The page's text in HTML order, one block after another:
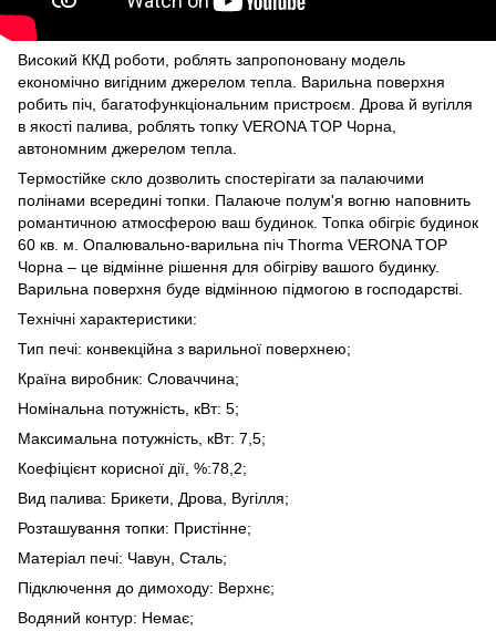
Високий ККД роботи, роблять запропоновану модель
економічно вигідним джерелом тепла. Варильна поверхня
робить піч, багатофункціональним пристроєм. Дрова й вугілля
в якості палива, роблять топку VERONA TOP Чорна,
автономним джерелом тепла.
Термостійке скло дозволить спостерігати за палаючими
полінами всередині топки. Палаюче полум'я вогню наповнить
романтичною атмосферою ваш будинок. Топка обігріє будинок
60 кв. м. Опалювально-варильна піч Thorma VERONA TOP
Чорна – це відмінне рішення для обігріву вашого будинку.
Варильна поверхня буде відмінною підмогою в господарстві.
Технічні характеристики:
Тип печі: конвекційна з варильної поверхнею;
Країна виробник: Словаччина;
Номінальна потужність, кВт: 5;
Максимальна потужність, кВт: 7,5;
Коефіцієнт корисної дії, %:78,2;
Вид палива: Брикети, Дрова, Вугілля;
Розташування топки: Пристінне;
Матеріал печі: Чавун, Сталь;
Підключення до димоходу: Верхнє;
Водяний контур: Немає;